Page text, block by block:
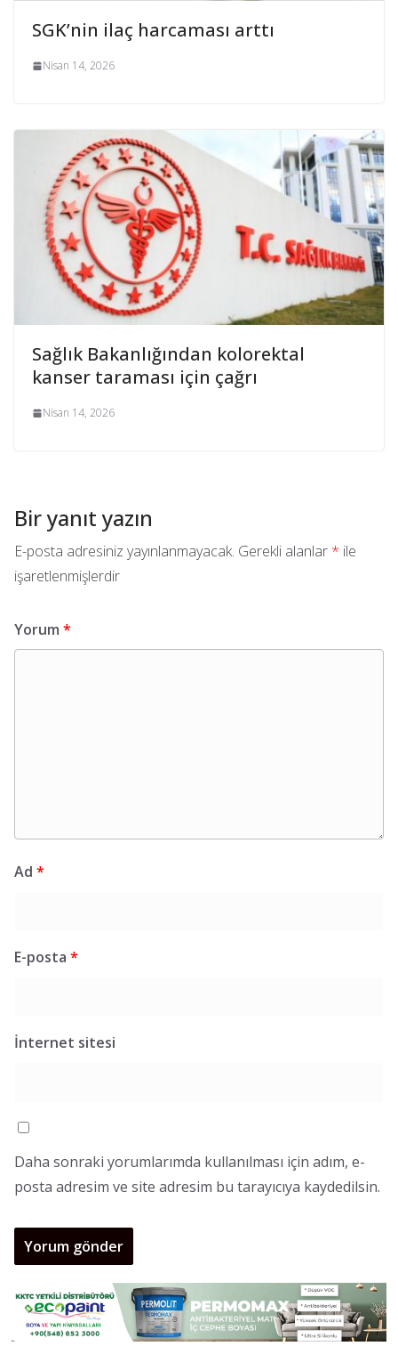
SGK’nin ilaç harcaması arttı
Nisan 14, 2026
Sağlık Bakanlığından kolorektal
kanser taraması için çağrı
Nisan 14, 2026
Bir yanıt yazın
E-posta adresiniz yayınlanmayacak. Gerekli alanlar * ile
işaretlenmişlerdir
Yorum *
Ad *
E-posta *
İnternet sitesi
Daha sonraki yorumlarımda kullanılması için adım, e-
posta adresim ve site adresim bu tarayıcıya kaydedilsin.